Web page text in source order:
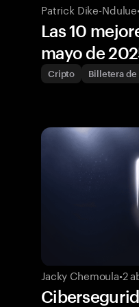
Patrick Dike-Ndulue
Las 10
mayo de
Cripto Billetera
Jacky Chemoula•2